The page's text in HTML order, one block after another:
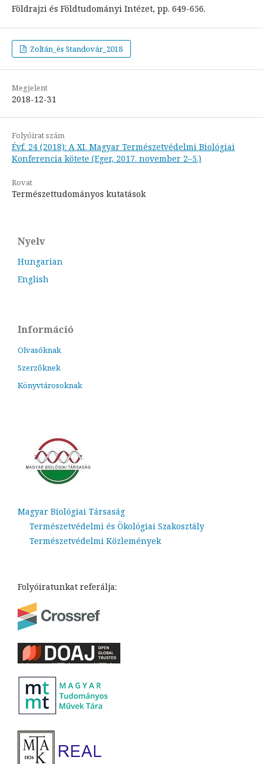
Földrajzi és Földtudományi Intézet, pp. 649-656.
Zoltán_és Standovár_2018
Megjelent
2018-12-31
Folyóirat szám
Évf. 24 (2018): A XI. Magyar Természetvédelmi Biológiai
Konferencia kötete (Eger, 2017. november 2–5.)
Rovat
Természettudományos kutatások
Nyelv
Hungarian
English
Információ
Olvasóknak
Szerzőknek
Könyvtárosoknak
Magyar Biológiai Társaság
Természetvédelmi és Ökológiai Szakosztály
Természetvédelmi Közlemények
Folyóiratunkat referálja: